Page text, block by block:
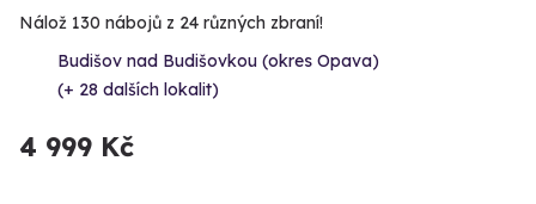
Nálož 130 nábojů z 24 různých zbraní!
Budišov nad Budišovkou (okres Opava)
(+ 28 dalších lokalit)
4 999 Kč